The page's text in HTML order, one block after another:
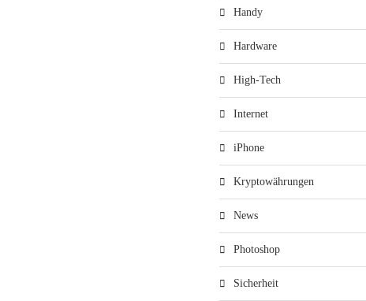
Handy
Hardware
High-Tech
Internet
iPhone
Kryptowährungen
News
Photoshop
Sicherheit